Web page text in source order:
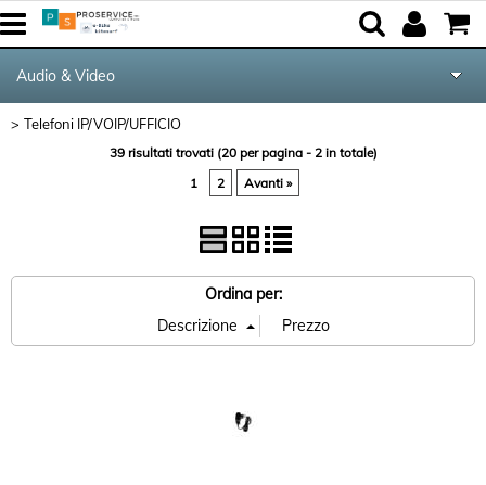
Tutte le Categorie
Audio & Video
Notebook & GPS
Telefoni IP/VOIP/UFFICIO
39 risultati trovati (20 per pagina - 2 in totale)
1
2 Avanti »
Ordina per: